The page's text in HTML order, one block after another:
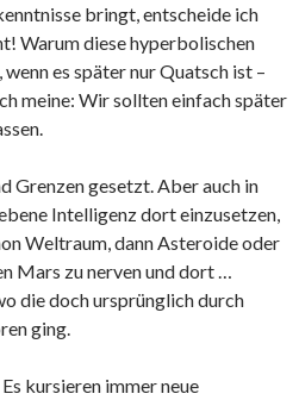
bringt, entscheide ich
Warum diese hyperbolischen
es später nur Quatsch ist –
meine: Wir sollten einfach später
Grenzen gesetzt. Aber auch in
Intelligenz dort einzusetzen,
Weltraum, dann Asteroide oder
Mars zu nerven und dort …
die doch ursprünglich durch
ging.
kursieren immer neue